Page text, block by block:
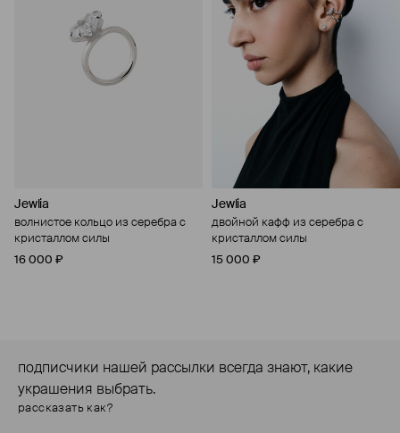
Jewlia
волнистое кольцо из серебра с
кристаллом силы
16 000 ₽
Jewlia
двойной кафф из серебра с
кристаллом силы
15 000 ₽
подписчики нашей рассылки всегда знают, какие
украшения выбрать.
рассказать как?